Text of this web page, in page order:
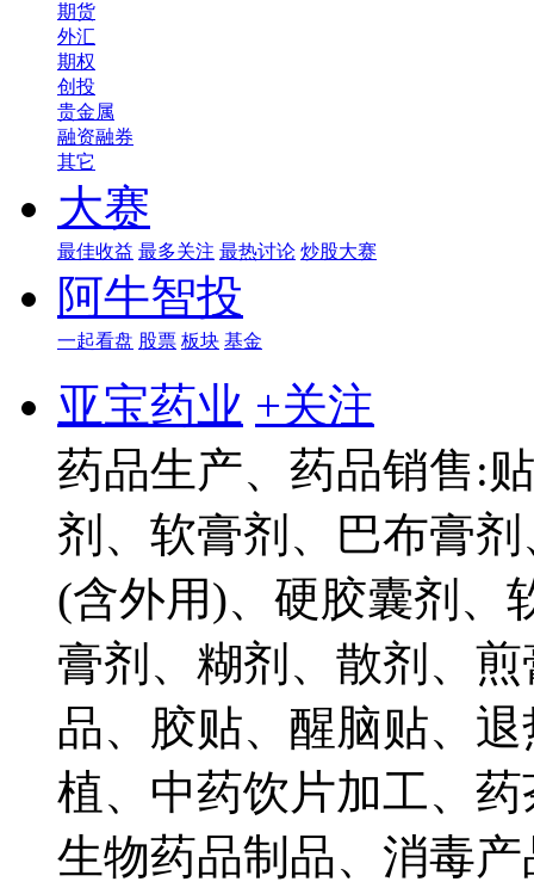
期货
外汇
期权
创投
贵金属
融资融券
其它
大赛
最佳收益 最多关注 最热讨论 炒股大赛
阿牛智投
一起看盘 股票 板块 基金
亚宝药业 +关注
药品生产、药品销售:
剂、软膏剂、巴布膏
(含外用)、硬胶囊剂、
膏剂、糊剂、散剂、
品、胶贴、醒脑贴、
植、中药饮片加工、
生物药品制品、消毒